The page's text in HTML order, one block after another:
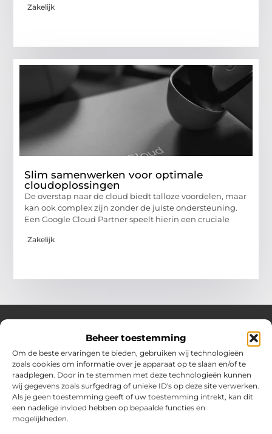
Beheer toestemming
Om de beste ervaringen te bieden, gebruiken wij technologieën
zoals cookies om informatie over je apparaat op te slaan en/of te
raadplegen. Door in te stemmen met deze technologieën kunnen
wij gegevens zoals surfgedrag of unieke ID's op deze site verwerken.
Als je geen toestemming geeft of uw toestemming intrekt, kan dit
een nadelige invloed hebben op bepaalde functies en
mogelijkheden.
Zakelijk
Slim samenwerken voor optimale
cloudoplossingen
De overstap naar de cloud biedt talloze voordelen, maar
kan ook complex zijn zonder de juiste ondersteuning.
Een Google Cloud Partner speelt hierin een cruciale
Zakelijk
Over Hotspotmagazine
Jouw bron voor inspiratie en handige tips voor het
dagelijks leven.
Verken een uitgebreide selectie blogs en artikelen
boordevol praktische adviezen en verrassende inzichten
om het beste uit elke dag te halen.